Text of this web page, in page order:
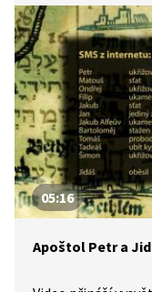
05:16
Apoštol Petr a